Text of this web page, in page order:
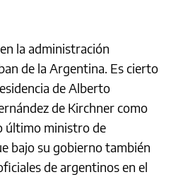
la administración
de la Argentina. Es cierto
de Alberto
de Kirchner como
último ministro de
bajo su gobierno también
de argentinos en el